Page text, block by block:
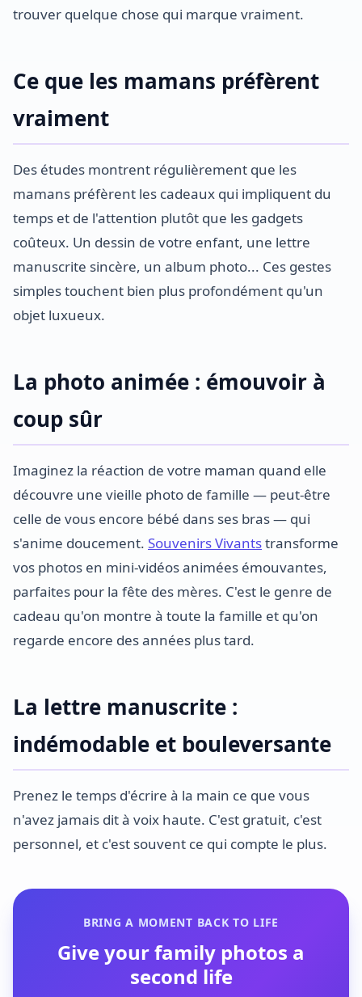
trouver quelque chose qui marque vraiment.
Ce que les mamans préfèrent
vraiment
Des études montrent régulièrement que les
mamans préfèrent les cadeaux qui impliquent du
temps et de l'attention plutôt que les gadgets
coûteux. Un dessin de votre enfant, une lettre
manuscrite sincère, un album photo... Ces gestes
simples touchent bien plus profondément qu'un
objet luxueux.
La photo animée : émouvoir à
coup sûr
Imaginez la réaction de votre maman quand elle
découvre une vieille photo de famille — peut-être
celle de vous encore bébé dans ses bras — qui
s'anime doucement. Souvenirs Vivantstransforme
vos photos en mini-vidéos animées émouvantes,
parfaites pour la fête des mères. C'est le genre de
cadeau qu'on montre à toute la famille et qu'on
regarde encore des années plus tard.
La lettre manuscrite :
indémodable et bouleversante
Prenez le temps d'écrire à la main ce que vous
n'avez jamais dit à voix haute. C'est gratuit, c'est
personnel, et c'est souvent ce qui compte le plus.
BRING A MOMENT BACK TO LIFE
Give your family photos a
second life